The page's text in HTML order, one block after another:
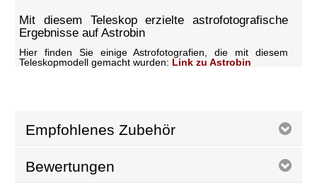
Mit diesem Teleskop erzielte astrofotografische
Ergebnisse auf Astrobin
Hier finden Sie einige Astrofotografien, die mit diesem
Teleskopmodell gemacht wurden: Link zu Astrobin
Empfohlenes Zubehör
Bewertungen